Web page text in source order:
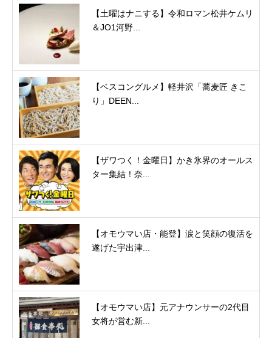
【土曜はナニする】令和ロマン松井ケムリ
＆JO1河野...
【ベスコングルメ】軽井沢「蕎麦匠 きこ
り」DEEN...
【ザワつく！金曜日】かき氷界のオールス
ター集結！奈...
【オモウマい店・能登】涙と笑顔の復活を
遂げた宇出津...
【オモウマい店】元アナウンサーの2代目
女将が営む新...